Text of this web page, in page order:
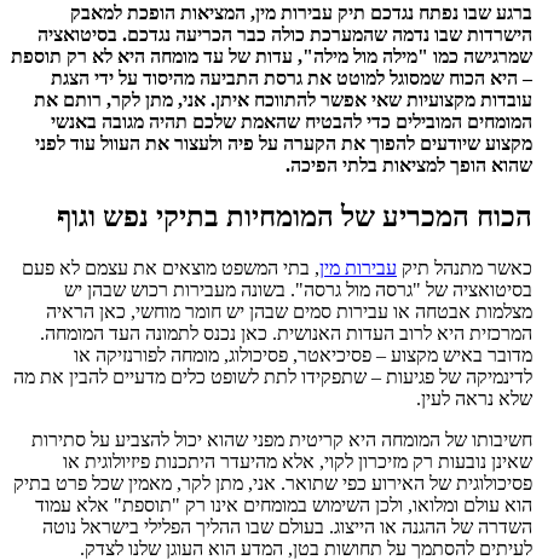
ברגע שבו נפתח נגדכם תיק עבירות מין, המציאות הופכת למאבק
הישרדות שבו נדמה שהמערכת כולה כבר הכריעה נגדכם. בסיטואציה
שמרגישה כמו "מילה מול מילה", עדות של עד מומחה היא לא רק תוספת
– היא הכוח שמסוגל למוטט את גרסת התביעה מהיסוד על ידי הצגת
עובדות מקצועיות שאי אפשר להתווכח איתן. אני, מתן לקר, רותם את
המומחים המובילים כדי להבטיח שהאמת שלכם תהיה מגובה באנשי
מקצוע שיודעים להפוך את הקערה על פיה ולעצור את העוול עוד לפני
שהוא הופך למציאות בלתי הפיכה.
הכוח המכריע של המומחיות בתיקי נפש וגוף
כאשר מתנהל תיק עבירות מין, בתי המשפט מוצאים את עצמם לא פעם
בסיטואציה של "גרסה מול גרסה". בשונה מעבירות רכוש שבהן יש
מצלמות אבטחה או עבירות סמים שבהן יש חומר מוחשי, כאן הראיה
המרכזית היא לרוב העדות האנושית. כאן נכנס לתמונה העד המומחה.
מדובר באיש מקצוע – פסיכיאטר, פסיכולוג, מומחה לפורנזיקה או
לדינמיקה של פגיעות – שתפקידו לתת לשופט כלים מדעיים להבין את מה
שלא נראה לעין.
חשיבותו של המומחה היא קריטית מפני שהוא יכול להצביע על סתירות
שאינן נובעות רק מזיכרון לקוי, אלא מהיעדר היתכנות פיזיולוגית או
פסיכולוגית של האירוע כפי שתואר. אני, מתן לקר, מאמין שכל פרט בתיק
הוא עולם ומלואו, ולכן השימוש במומחים אינו רק "תוספת" אלא עמוד
השדרה של ההגנה או הייצוג. בעולם שבו ההליך הפלילי בישראל נוטה
לעיתים להסתמך על תחושות בטן, המדע הוא העוגן שלנו לצדק.